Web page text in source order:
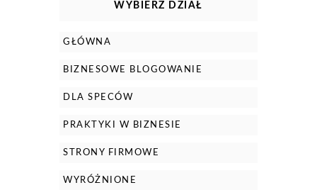
WYBIERZ DZIAŁ
GŁÓWNA
BIZNESOWE BLOGOWANIE
DLA SPECÓW
PRAKTYKI W BIZNESIE
STRONY FIRMOWE
WYRÓŻNIONE